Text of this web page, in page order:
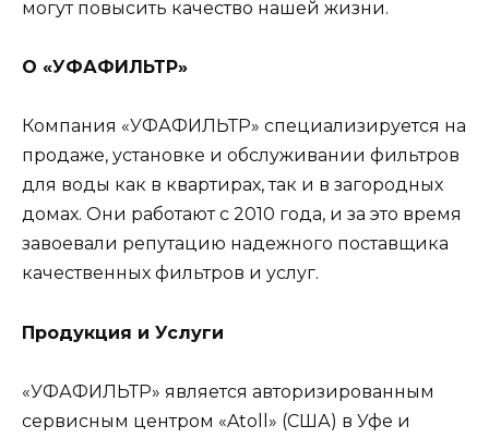
могут повысить качество нашей жизни.
О «УФАФИЛЬТР»
Компания «УФАФИЛЬТР» специализируется на
продаже, установке и обслуживании фильтров
для воды как в квартирах, так и в загородных
домах. Они работают с 2010 года, и за это время
завоевали репутацию надежного поставщика
качественных фильтров и услуг.
Продукция и Услуги
«УФАФИЛЬТР» является авторизированным
сервисным центром «Atoll» (США) в Уфе и